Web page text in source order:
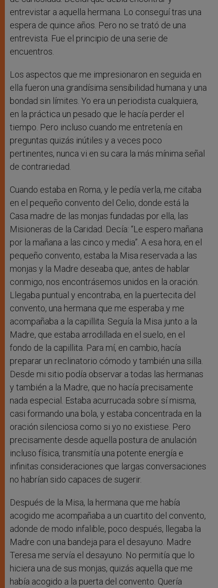
entrevistar a aquella hermana. Lo conseguí tras una
espera de quince años. Pero no se trató de una
entrevista. Fue el principio de una serie de
encuentros.
Los aspectos que me impresionaron en seguida en
ella fueron una grandísima sensibilidad humana y una
bondad sin límites. Yo era un periodista cualquiera,
en la práctica un pesado que le hacía perder el
tiempo. Pero incluso cuando me entretenía en
preguntas quizás inútiles y a veces poco
pertinentes, nunca vi en su cara la más mínima señal
de contrariedad.
Cuando estaba en Roma, y le pedía verla, me citaba
en el pequeño convento del Celio, donde está la
Casa madre de las monjas fundadas por ella, las
Misioneras de la Caridad. Decía: “Le espero mañana
por la mañana a las cinco y media”. A esa hora, en el
pequeño convento, estaba la Misa reservada a las
monjas y la Madre deseaba que, antes de hablar
conmigo, nos encontrásemos unidos en la oración.
Llegaba puntual y encontraba, en la puertecita del
convento, una hermana que me esperaba y me
acompañaba a la capillita. Seguía la Misa junto a la
Madre, que estaba arrodillada en el suelo, en el
fondo de la capillita. Para mí, en cambio, hacía
preparar un reclinatorio cómodo y también una silla.
Desde mi sitio podía observar a todas las hermanas
y también a la Madre, que no hacía precisamente
nada especial. Estaba acurrucada sobre sí misma,
casi formando una bola, y estaba concentrada en la
oración silenciosa como si yo no existiese. Pero
precisamente desde aquella postura de anulación
incluso física, transmitía una potente energía e
infinitas consideraciones que largas conversaciones
no habrían sido capaces de sugerir.
Después de la Misa, la hermana que me había
acogido me acompañaba a un cuartito del convento,
adonde de modo infalible, poco después, llegaba la
Madre con una bandeja para el desayuno. Madre
Teresa me servía el desayuno. No permitía que lo
hiciera una de sus monjas, quizás aquella que me
había acogido a la puerta del convento. Quería